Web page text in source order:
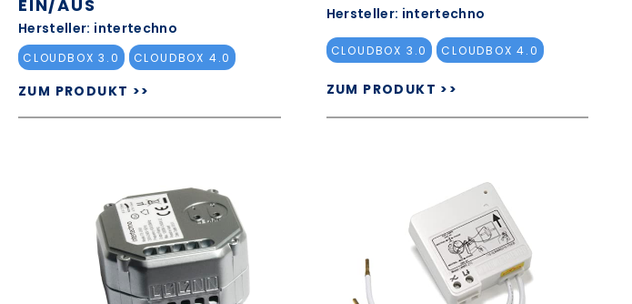
EIN/AUS
Hersteller: intertechno
CLOUDBOX 3.0 CLOUDBOX 4.0
ZUM PRODUKT >>
Hersteller: intertechno
CLOUDBOX 3.0 CLOUDBOX 4.0
ZUM PRODUKT >>